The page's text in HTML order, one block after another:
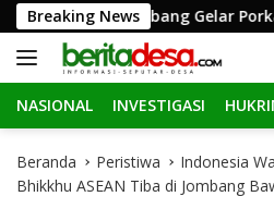
a
g
u
Breaking News
Jombang Gelar Porkab 2026
NASIONAL INVESTIGASI
Beranda Peristiwa
Indonesia
Bhikkhu ASEAN Tiba di Jombang